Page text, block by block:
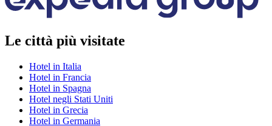
Le città più visitate
Hotel in Italia
Hotel in Francia
Hotel in Spagna
Hotel negli Stati Uniti
Hotel in Grecia
Hotel in Germania